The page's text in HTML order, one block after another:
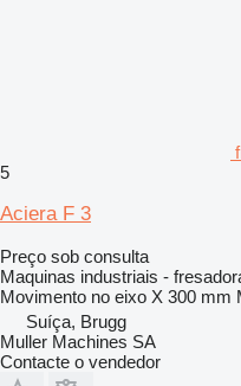
5
Aciera F 3
Preço sob consulta
Maquinas industriais -
Movimento no eixo X 300 mm
Suíça, Brugg
Muller Machines SA
Contacte o vendedor